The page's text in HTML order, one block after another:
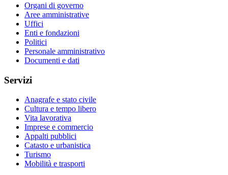
Organi di governo
Aree amministrative
Uffici
Enti e fondazioni
Politici
Personale amministrativo
Documenti e dati
Servizi
Anagrafe e stato civile
Cultura e tempo libero
Vita lavorativa
Imprese e commercio
Appalti pubblici
Catasto e urbanistica
Turismo
Mobilità e trasporti